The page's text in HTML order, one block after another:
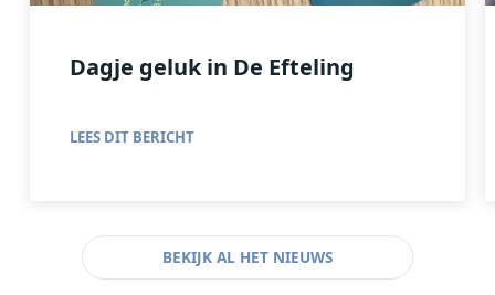
Dagje geluk in De Efteling
LEES DIT BERICHT
BEKIJK AL HET NIEUWS